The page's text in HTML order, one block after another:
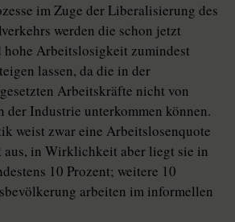
im Zuge der Liberalisierung des
werden die schon jetzt
hohe Arbeitslosigkeit zumindest
lassen, da die in der
Arbeitskräfte nicht von
der Industrie unterkommen können.
weist zwar eine Arbeitslosenquote
aus, in Wirklichkeit aber liegt sie in
10 Prozent; weitere 10
arbeiten im informellen